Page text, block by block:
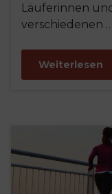
Läuferinnen
verschiedenen …
Weiterlesen